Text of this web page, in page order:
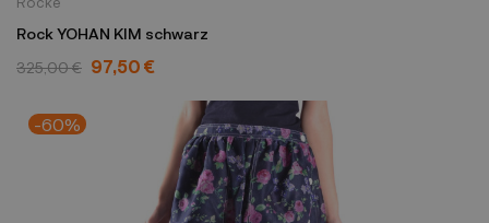
Rock YOHAN KIM schwarz
325,00 € 97,50 €
-60%